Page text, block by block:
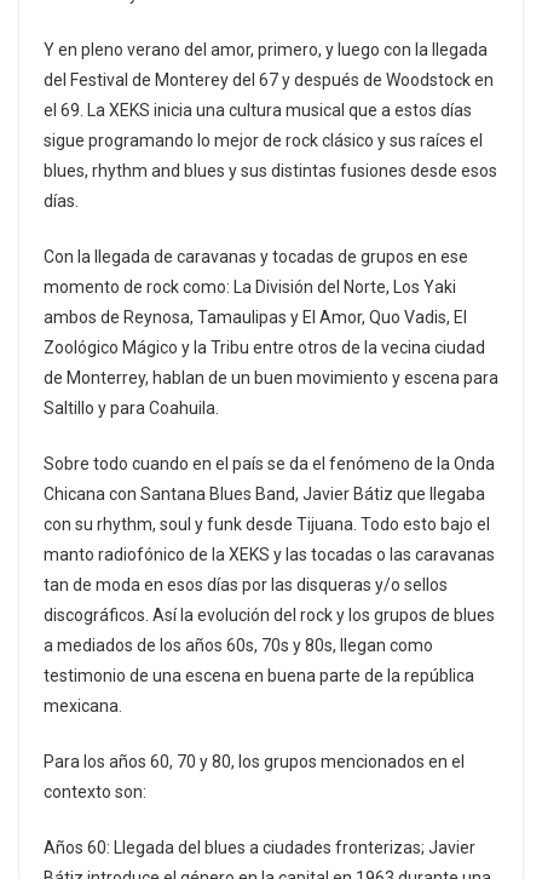
Y en pleno verano del amor, primero, y luego con la llegada
del Festival de Monterey del 67 y después de Woodstock en
el 69. La XEKS inicia una cultura musical que a estos días
sigue programando lo mejor de rock clásico y sus raíces el
blues, rhythm and blues y sus distintas fusiones desde esos
días.
Con la llegada de caravanas y tocadas de grupos en ese
momento de rock como: La División del Norte, Los Yaki
ambos de Reynosa, Tamaulipas y El Amor, Quo Vadis, El
Zoológico Mágico y la Tribu entre otros de la vecina ciudad
de Monterrey, hablan de un buen movimiento y escena para
Saltillo y para Coahuila.
Sobre todo cuando en el país se da el fenómeno de la Onda
Chicana con Santana Blues Band, Javier Bátiz que llegaba
con su rhythm, soul y funk desde Tijuana. Todo esto bajo el
manto radiofónico de la XEKS y las tocadas o las caravanas
tan de moda en esos días por las disqueras y/o sellos
discográficos. Así la evolución del rock y los grupos de blues
a mediados de los años 60s, 70s y 80s, llegan como
testimonio de una escena en buena parte de la república
mexicana.
Para los años 60, 70 y 80, los grupos mencionados en el
contexto son:
Años 60: Llegada del blues a ciudades fronterizas; Javier